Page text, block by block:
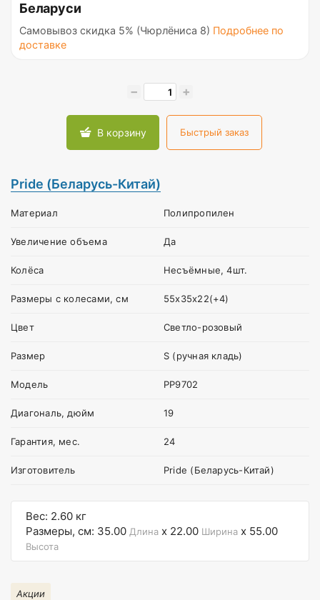
Беларуси
Самовывоз скидка 5% (Чюрлёниса 8) Подробнее по
доставке
− +
В корзину Быстрый заказ
Pride (Беларусь-Китай)
Материал Полипропилен
Увеличение объема Да
Колёса Несъёмные, 4шт.
Размеры с колесами, см 55х35х22(+4)
Цвет Светло-розовый
Размер S (ручная кладь)
Модель PP9702
Диагональ, дюйм 19
Гарантия, мес. 24
Изготовитель Pride (Беларусь-Китай)
Вес: 2.60 кг
Размеры, см: 35.00 Длина x 22.00 Ширина x 55.00
Высота
Акции